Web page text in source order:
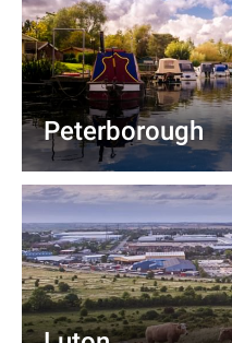
Peterborough